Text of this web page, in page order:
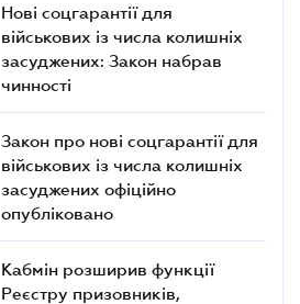
Нові соцгарантії для
військових із числа колишніх
засуджених: Закон набрав
чинності
Закон про нові соцгарантії для
військових із числа колишніх
засуджених офіційно
опубліковано
Кабмін розширив функції
Реєстру призовників,